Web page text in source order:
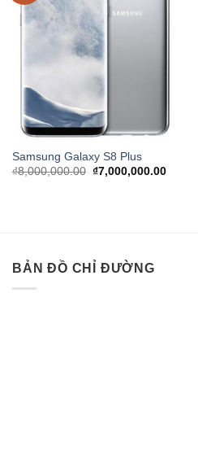
Samsung Galaxy S8 Plus
₫8,000,000.00 Giá
₫7,000,000.00Giá
BẢN ĐỒ CHỈ ĐƯỜNG